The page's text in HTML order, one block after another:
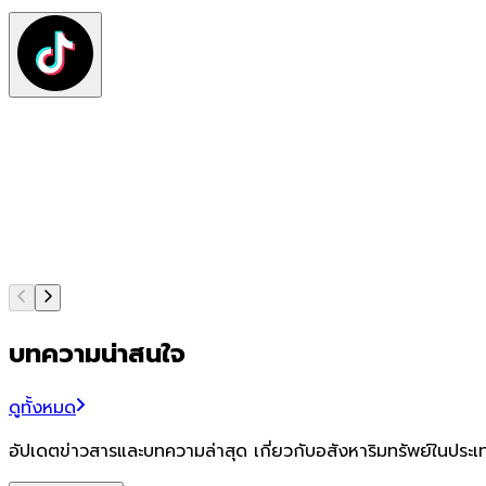
บทความน่าสนใจ
ดูทั้งหมด
อัปเดตข่าวสารและบทความล่าสุด เกี่ยวกับอสังหาริมทรัพย์ในประเ